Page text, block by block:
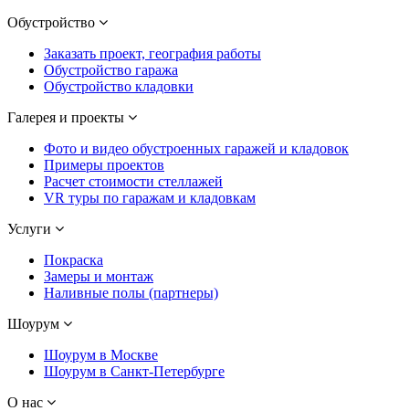
Обустройство
Заказать проект, география работы
Обустройство гаража
Обустройство кладовки
Галерея и проекты
Фото и видео обустроенных гаражей и кладовок
Примеры проектов
Расчет стоимости стеллажей
VR туры по гаражам и кладовкам
Услуги
Покраска
Замеры и монтаж
Наливные полы (партнеры)
Шоурум
Шоурум в Москве
Шоурум в Санкт-Петербурге
О нас